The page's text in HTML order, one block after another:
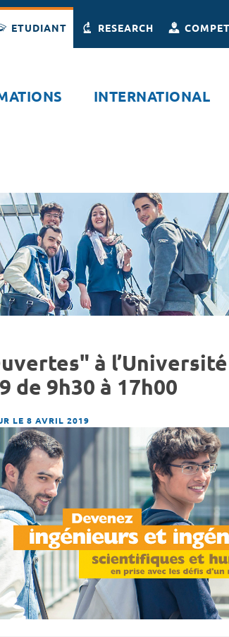
ETUDIANT RESEARCH
INTERNATIONAL
à
de 9h30 à 17h00
LE 8 AVRIL 2019